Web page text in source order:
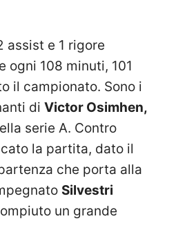
assist e 1 rigore
ogni 108 minuti, 101
il campionato. Sono i
di Victor Osimhen,
serie A. Contro
la partita, dato il
che porta alla
Silvestri
un grande